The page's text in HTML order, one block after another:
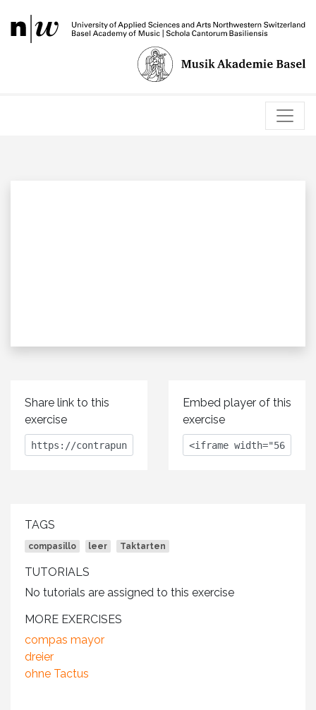
Share link to this
exercise
Embed player of this
exercise
TAGS
compasillo leer Taktarten
TUTORIALS
No tutorials are assigned to this exercise
MORE EXERCISES
compas mayor
dreier
ohne Tactus